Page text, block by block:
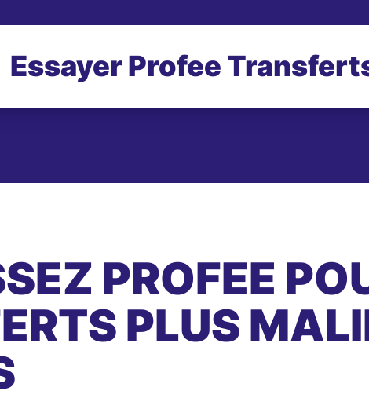
Essayer Profee
PROFEE
PLUS